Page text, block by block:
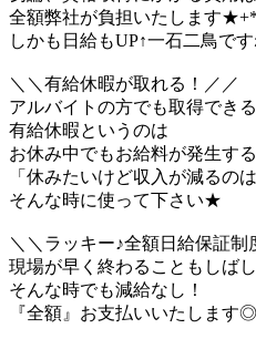
全額弊社が負担いたします★+*
しかも日給もUP↑一石二鳥です
＼＼有給休暇が取れる！／／
アルバイトの方でも取得でき
有給休暇というのは
お休み中でもお給料が発生す
「休みたいけど収入が減るの
そんな時に使って下さい★
＼＼ラッキー♪全額日給保証制
現場が早く終わることもしばし
そんな時でも減給なし！
『全額』お支払いいたします◎